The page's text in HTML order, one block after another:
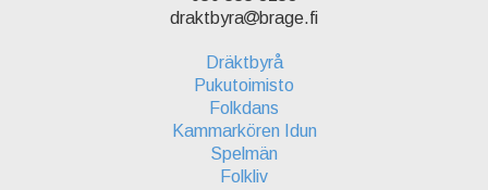
draktbyra
brage.fi
Dräktbyrå
Pukutoimisto
Folkdans
Kammarkören Idun
Spelmän
Folkliv